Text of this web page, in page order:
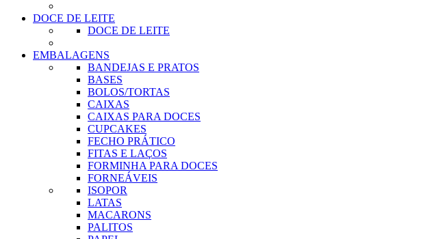
DOCE DE LEITE
DOCE DE LEITE
EMBALAGENS
BANDEJAS E PRATOS
BASES
BOLOS/TORTAS
CAIXAS
CAIXAS PARA DOCES
CUPCAKES
FECHO PRÁTICO
FITAS E LAÇOS
FORMINHA PARA DOCES
FORNEÁVEIS
ISOPOR
LATAS
MACARONS
PALITOS